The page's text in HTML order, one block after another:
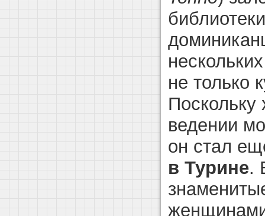
не только
Поскольку
ведении
он стал
в Турине.